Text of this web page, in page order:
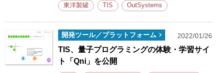
東洋製罐 TIS OutSystems
開発ツール／プラットフォーム 2022/01/26
TIS、量子プログラミングの体験・学習サイ
ト「Qni」を公開